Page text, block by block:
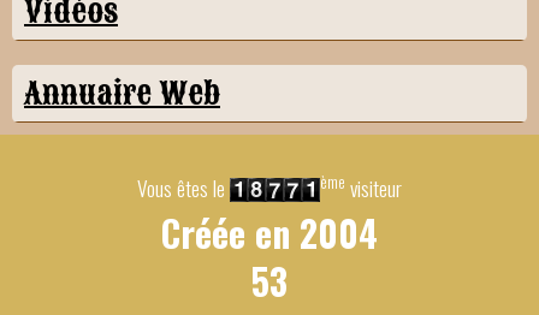
Vidéos
Annuaire Web
Vous êtes le ème visiteur
Créée en 2004
53